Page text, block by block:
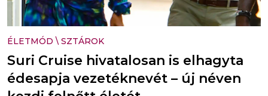
ÉLETMÓD \ SZTÁROK
Suri Cruise hivatalosan is elhagyta
édesapja vezetéknevét – új néven